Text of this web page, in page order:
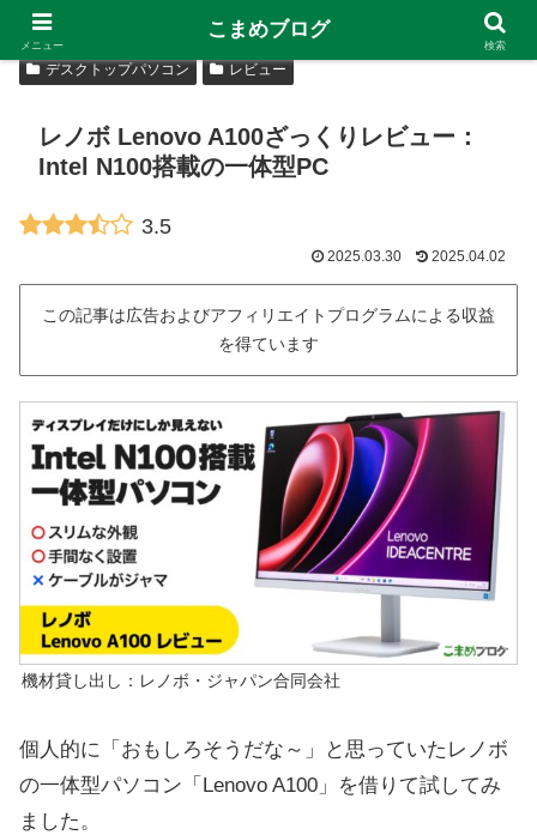
デスクトップパソコン レビュー
レノボ Lenovo A100ざっくりレビュー：
Intel N100搭載の一体型PC
3.5
2025.03.30 2025.04.02
この記事は広告およびアフィリエイトプログラムによる収益
を得ています
機材貸し出し：レノボ・ジャパン合同会社
個人的に「おもしろそうだな～」と思っていたレノボ
の一体型パソコン「Lenovo A100」を借りて試してみ
ました。
メニュー
こまめブログ
検索